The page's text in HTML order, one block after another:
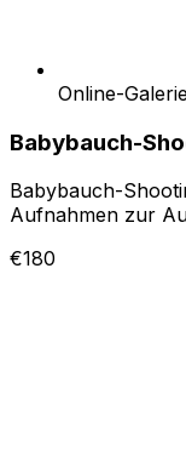
Online-
Babybauch-
Babybauch-
Aufnahmen zur
€180